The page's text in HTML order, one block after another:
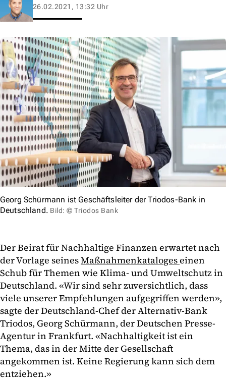
26.02.2021, 13:32 Uhr
Georg Schürmann ist Geschäftsleiter der Triodos-Bank in
Deutschland. Bild: © Triodos Bank
Der Beirat für Nachhaltige Finanzen erwartet nach
der Vorlage seinesMaßnahmenkatalogeseinen
Schub für Themen wie Klima- und Umweltschutz in
Deutschland. «Wir sind sehr zuversichtlich, dass
viele unserer Empfehlungen aufgegriffen werden»,
sagte der Deutschland-Chef der Alternativ-Bank
Triodos, Georg Schürmann, der Deutschen Presse-
Agentur in Frankfurt. «Nachhaltigkeit ist ein
Thema, das in der Mitte der Gesellschaft
angekommen ist. Keine Regierung kann sich dem
entziehen.»